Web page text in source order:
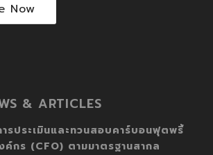
Now
& ARTICLES
ารประเมินและทวนสอบคาร์บอนฟุตพริ้
ค์กร (CFO) ตามมาตรฐานสากล